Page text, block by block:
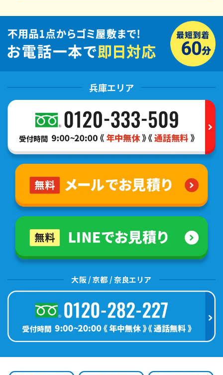
兵庫エリア
大阪 / 京都 / 奈良エリア